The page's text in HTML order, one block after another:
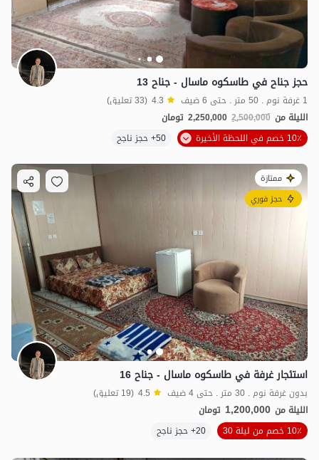
حجز جناح في طاسکوه ماسال - جناح 13
1 غرفة نوم . 50 متر . حتى 6 ضيف 4.3 (33 تعليق)
الليلة من 2,500,000
2,250,000 تومان
10٪ خصم في اللحظة الأخيرة
50+ حجز ناجح
ممتازة
حجز فوري
استئجار غرفة في طاسکوه ماسال - جناح 16
بدون غرفة نوم . 30 متر . حتى 4 ضيف 4.5 (19 تعليق)
الليلة من 1,200,000 تومان
10٪ خصم من ليلة 30
20+ حجز ناجح